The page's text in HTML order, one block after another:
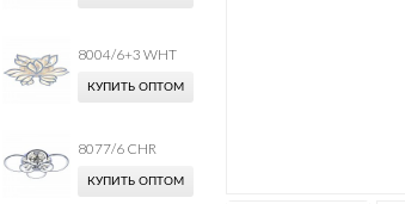
8004/6+3 WHT
КУПИТЬ ОПТОМ
8077/6 CHR
КУПИТЬ ОПТОМ